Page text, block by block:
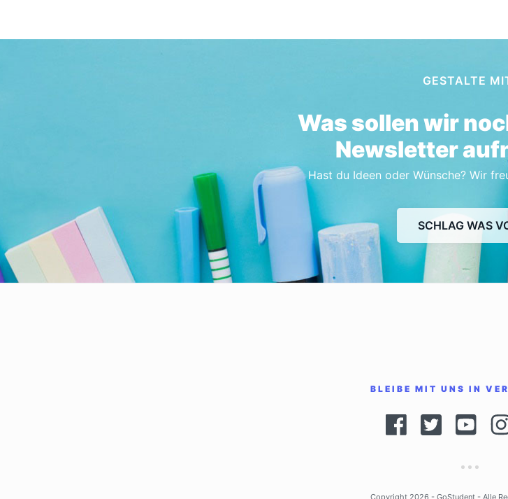
GESTALTE
Was sollen wir
Newsletter
Hast du Ideen oder Wünsche? Wir
SCHLAG WAS
BLEIBE MIT UNS IN
Copyright 2026 - GoStudent - Alle